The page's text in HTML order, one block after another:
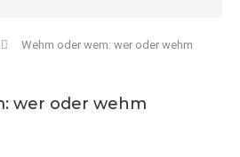
Wehm oder wem: wer oder wehm
wer oder wehm